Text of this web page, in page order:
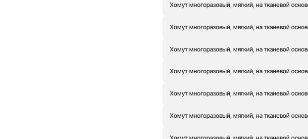
Хомут многоразовый, мягкий, на тканевой
Хомут многоразовый, мягкий, на тканевой
Хомут многоразовый, мягкий, на тканевой
Хомут многоразовый, мягкий, на тканевой
Хомут многоразовый, мягкий, на тканевой
Хомут многоразовый, мягкий, на тканевой